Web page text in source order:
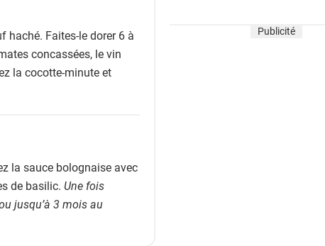
haché. Faites-le dorer 6 à
concassées, le vin
la cocotte-minute et
la sauce bolognaise avec
de basilic. Une fois
jusqu’à 3 mois au
Publicité